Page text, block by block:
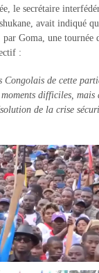
le secrétaire
avait indiqué
Goma, une tournée
:
Congolais de cette
difficiles, mais
de la crise